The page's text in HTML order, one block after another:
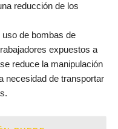
reducción de los
uso de bombas de
expuestos a
reduce la manipulación
necesidad de transportar